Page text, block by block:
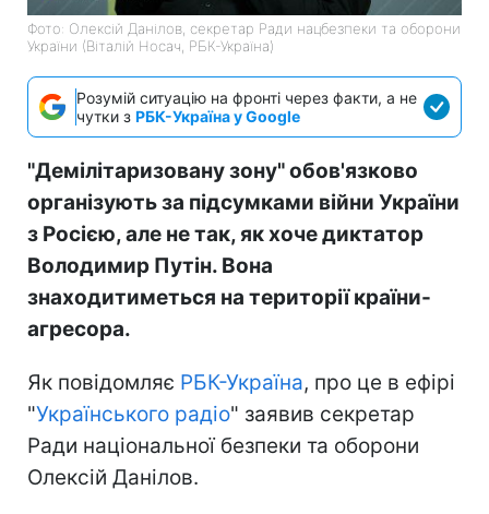
Фото: Олексій Данілов, секретар Ради нацбезпеки та оборони
України (Віталій Носач, РБК-Україна)
Розумій ситуацію на фронті через факти, а не
чутки з РБК-Україна у Google
"Демілітаризовану зону" обов'язково
організують за підсумками війни України
з Росією, але не так, як хоче диктатор
Володимир Путін. Вона
знаходитиметься на території країни-
агресора.
Як повідомляє РБК-Україна, про це в ефірі
"Українського радіо" заявив секретар
Ради національної безпеки та оборони
Олексій Данілов.